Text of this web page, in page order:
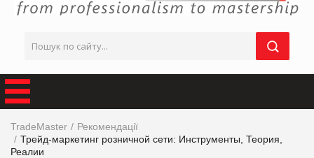
TradeMaster
Рекомендації
Трейд-маркетинг розничной сети: Инструменты, Теория,
Реалии